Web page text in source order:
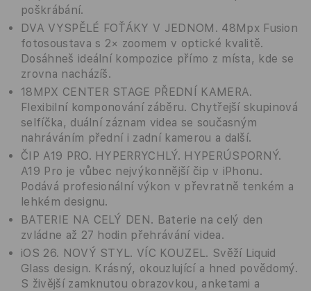
poškrábání.
DVA VYSPĚLÉ FOŤÁKY V JEDNOM. 48Mpx Fusion
fotosoustava s 2× zoomem v optické kvalitě.
Dosáhneš ideální kompozice přímo z místa, kde se
zrovna nacházíš.
18MPX CENTER STAGE PŘEDNÍ KAMERA.
Flexibilní komponování záběru. Chytřejší skupinová
selfíčka, duální záznam videa se současným
nahráváním přední i zadní kamerou a další.
ČIP A19 PRO. HYPERRYCHLÝ. HYPERÚSPORNÝ.
A19 Pro je vůbec nejvýkonnější čip v iPhonu.
Podává profesionální výkon v převratně tenkém a
lehkém designu.
BATERIE NA CELÝ DEN. Baterie na celý den
zvládne až 27 hodin přehrávání videa.
iOS 26. NOVÝ STYL. VÍC KOUZEL. Svěží Liquid
Glass design. Krásný, okouzlující a hned povědomý.
S živější zamknutou obrazovkou, anketami a